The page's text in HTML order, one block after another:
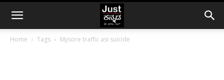
Home Tags Mysore traffic asi suicide